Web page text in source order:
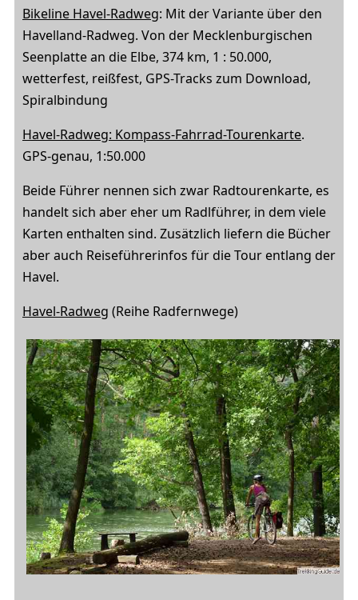
Bikeline Havel-Radweg: Mit der Variante über den
Havelland-Radweg. Von der Mecklenburgischen
Seenplatte an die Elbe, 374 km, 1 : 50.000,
wetterfest, reißfest, GPS-Tracks zum Download,
Spiralbindung
Havel-Radweg: Kompass-Fahrrad-Tourenkarte.
GPS-genau, 1:50.000
Beide Führer nennen sich zwar Radtourenkarte, es
handelt sich aber eher um Radlführer, in dem viele
Karten enthalten sind. Zusätzlich liefern die Bücher
aber auch Reiseführerinfos für die Tour entlang der
Havel.
Havel-Radweg (Reihe Radfernwege)